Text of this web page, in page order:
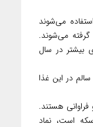
می‌شوند
می‌شوند.
بیشتر در سال
در این غذا
هستند.
است، نماد